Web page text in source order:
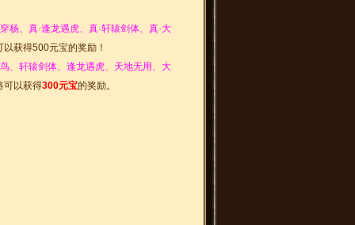
杨、真·逢龙遇虎、真·轩辕剑体、真·大
获得500元宝的奖励！
、轩辕剑体、逢龙遇虎、天地无用、大
可以获得300元宝的奖励。